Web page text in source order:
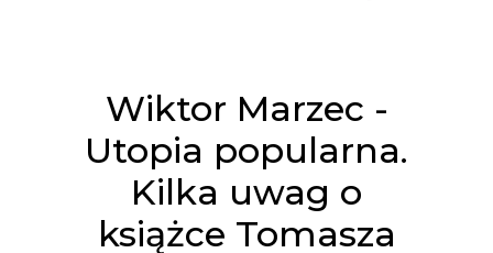
Wiktor Marzec -
Utopia popularna.
Kilka uwag o
książce Tomasza